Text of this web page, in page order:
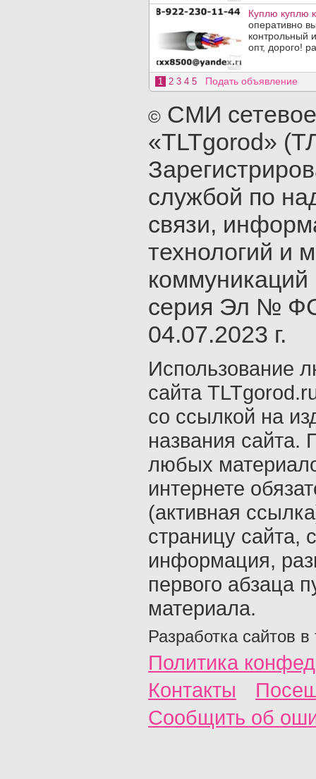
Куплю куплю
оперативно
контрольный
опт, дорого!
1 2 3 4 5 Подать объявление
© СМИ
«TLTgorod»
службой по
связи,
технологий и
серия Эл №
04.07.2023 г.
Использование
сайта
со ссылкой на
названия сайта.
любых
интернете
(активная
страницу сайта,
информация,
первого абзаца
материала.
Разработка сайтов в
Политика
Контакты
Сообщить об